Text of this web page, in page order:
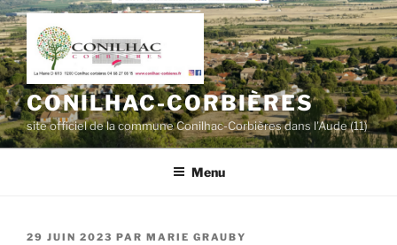
Aller
au
contenu
principal
CONILHAC-CORBIÈRES
site officiel de la commune Conilhac-Corbières dans l'Aude (11)
Menu
PUBLIÉ
29 JUIN 2023 PAR MARIE GRAUBY